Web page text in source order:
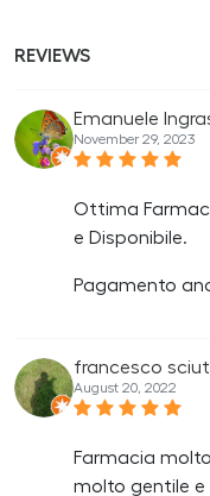
REVIEWS
Emanuele
November 29, 2023
Ottima
e Disponibile.
Pagamento
francesco
August 20, 2022
Farmacia
molto gentile e